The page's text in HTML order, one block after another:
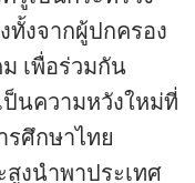
ทั้งจากผู้ปกครอง
เพื่อร่วมกัน
นความหวังใหม่ที่
ศึกษาไทย
งนำพาประเทศ